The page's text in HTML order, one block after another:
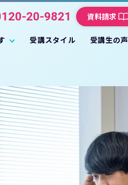
受講スタイル 受講生の声
20-9821 資料請求